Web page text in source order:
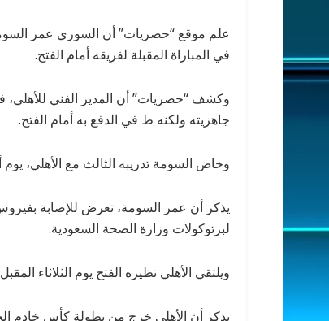
علم موقع “حصريات” أن السوري عمر
في المباراة المقبلة لفريقه أمام الفتح.
وكشف “حصريات” أن المدير الفني للأهلي،
جاهزيته ولكنه ط في الدفع به أمام الفتح.
وخاض السومة تدريبه الثالث مع الأهلي،
يذكر أن عمر السومة، تعرض للإصابة
لبرتوكولات وزارة الصحة السعودية.
ويلتقي الأهلي نظيره الفتح يوم الثلاثاء
يذكر أن الأهلي خرج من بطولة كأس خادم الحرمين الشريفين،